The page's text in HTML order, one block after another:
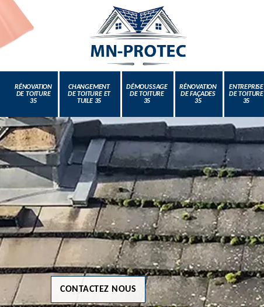
RÉNOVATION
DE TOITURE
35
CHANGEMENT
DE TOITURE ET
TUILE 35
DÉMOUSSAGE
DE TOITURE
35
RÉNOVATION
DE FAÇADES
35
ENTREPRISE
DE TOITURE
35
CONTACTEZ NOUS